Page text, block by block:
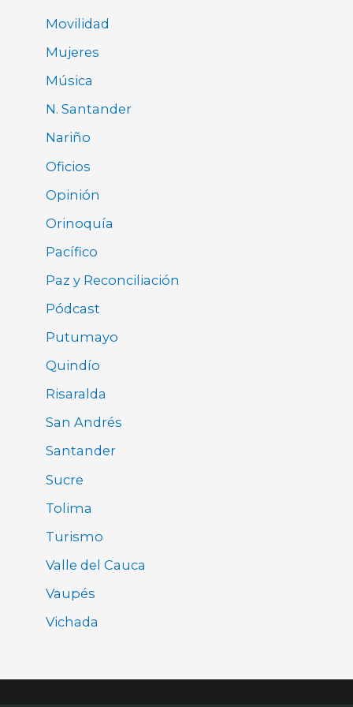
Movilidad
Mujeres
Música
N. Santander
Nariño
Oficios
Opinión
Orinoquía
Pacífico
Paz y Reconciliación
Pódcast
Putumayo
Quindío
Risaralda
San Andrés
Santander
Sucre
Tolima
Turismo
Valle del Cauca
Vaupés
Vichada